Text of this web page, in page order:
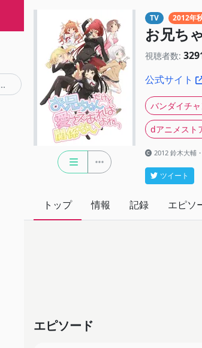
TV 2012年
お兄ち
視聴者数:
公式サイト
バンダイチ
dアニメスト
2012 鈴木大輔
ツイート
トップ 情報 記録 エピソ
エピソード